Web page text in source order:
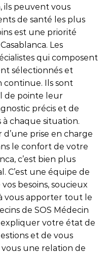
ils peuvent vous
de santé les plus
est une priorité
Les
qui composent
sélectionnés et
continue. Ils sont
de pointe leur
précis et de
à chaque situation.
prise en charge
le confort de votre
c’est bien plus
C’est une équipe de
besoins, soucieux
vous apporter tout le
de SOS Médecin
votre état de
et de vous
vous une relation de